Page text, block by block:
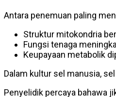
Antara penemuan paling
Struktur mitokondria
Fungsi tenaga
Keupayaan metabolik
Dalam kultur sel manusia,
Penyelidik percaya bahawa